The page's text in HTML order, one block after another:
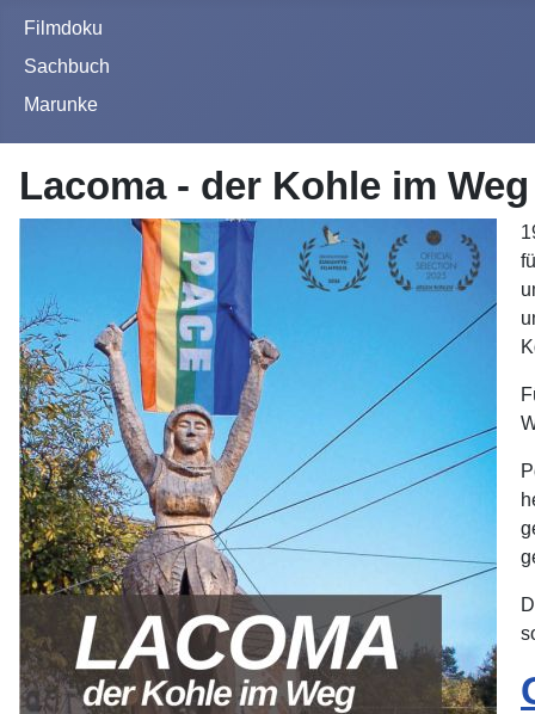
Filmdoku
Sachbuch
Marunke
Lacoma - der Kohle im Weg